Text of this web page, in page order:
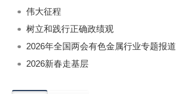
伟大征程
树立和践行正确政绩观
2026年全国两会有色金属行业专题报道
2026新春走基层